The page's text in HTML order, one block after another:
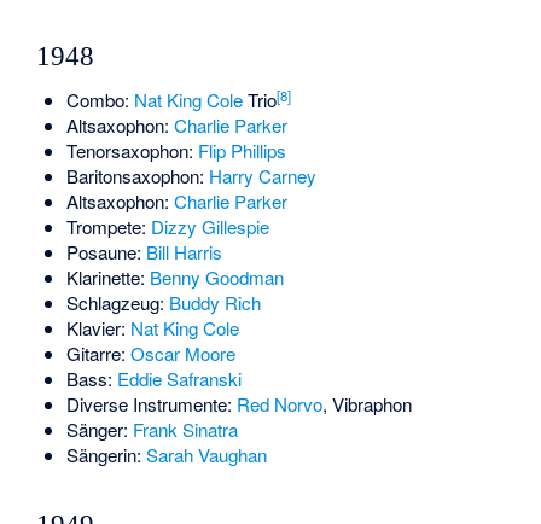
1948
Combo: Nat King ColeTrio[8]
Altsaxophon: Charlie Parker
Tenorsaxophon: Flip Phillips
Baritonsaxophon: Harry Carney
Altsaxophon: Charlie Parker
Trompete: Dizzy Gillespie
Posaune: Bill Harris
Klarinette: Benny Goodman
Schlagzeug: Buddy Rich
Klavier: Nat King Cole
Gitarre: Oscar Moore
Bass: Eddie Safranski
Diverse Instrumente: Red Norvo, Vibraphon
Sänger: Frank Sinatra
Sängerin: Sarah Vaughan